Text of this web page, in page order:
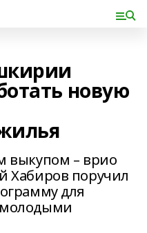
новую
выкупом – врио
Хабиров поручил
для